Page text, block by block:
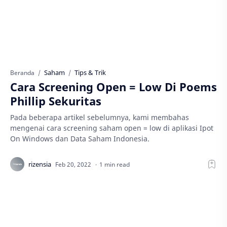
Beranda Saham Tips & Trik
Cara Screening Open = Low Di Poems
Phillip Sekuritas
Pada beberapa artikel sebelumnya, kami membahas
mengenai cara screening saham open = low di aplikasi Ipot
On Windows dan Data Saham Indonesia.
1 min read